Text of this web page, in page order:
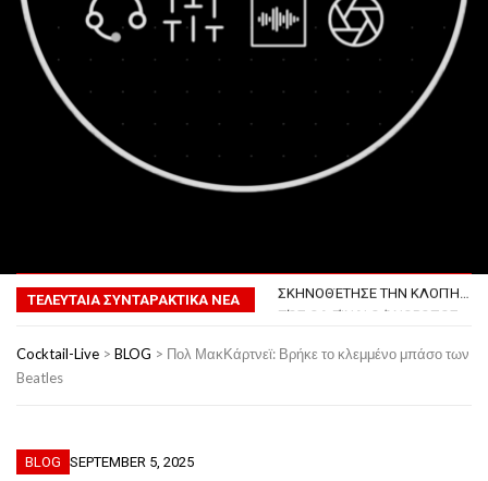
ΤΕΛΕΥΤΑΙΑ ΣΥΝΤΑΡΑΚΤΙΚΑ ΝΕΑ
ΣΚΗΝΟΘΈΤΗΣΕ ΤΗΝ ΚΛΟΠΉ ΤΟΥ ΑΥΤΟΚΙΝΉΤΟΥ ΤΟΥ ΓΙΑ ΝΑ ΑΠΟΦΎΓΕΙ ΨΏΝΙΑ ΜΕ ΤΗ ΣΎΖΥΓΟ!
ΠΏΣ ΘΑ ΕΊΝΑΙ Ο ΆΝΘΡΩΠΟΣ ΤΟ 2050
Cocktail-Live > BLOG > Πολ ΜακΚάρτνεϊ: Βρήκε το κλεμμένο μπάσο των
Beatles
BLOG SEPTEMBER 5, 2025